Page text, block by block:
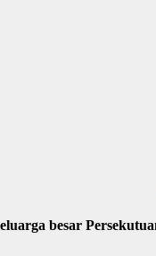
besar